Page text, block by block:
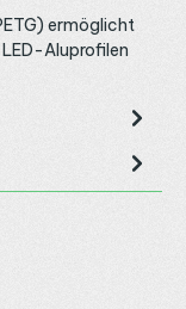
ermöglicht
Aluprofilen